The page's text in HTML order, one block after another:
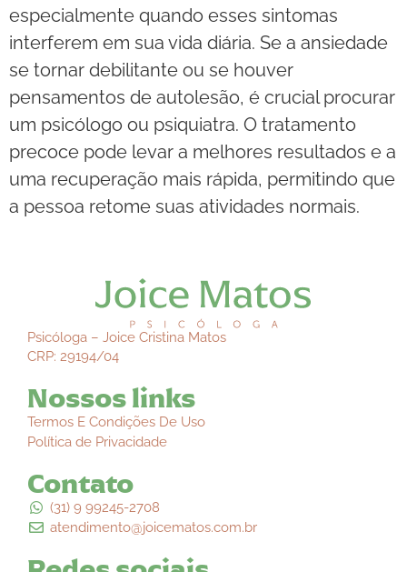
especialmente quando esses sintomas
interferem em sua vida diária. Se a ansiedade
se tornar debilitante ou se houver
pensamentos de autolesão, é crucial procurar
um psicólogo ou psiquiatra. O tratamento
precoce pode levar a melhores resultados e a
uma recuperação mais rápida, permitindo que
a pessoa retome suas atividades normais.
Psicóloga – Joice Cristina Matos
CRP: 29194/04
Nossos links
Termos E Condições De Uso
Política de Privacidade
Contato
(31) 9 99245-2708
atendimento@joicematos.com.br